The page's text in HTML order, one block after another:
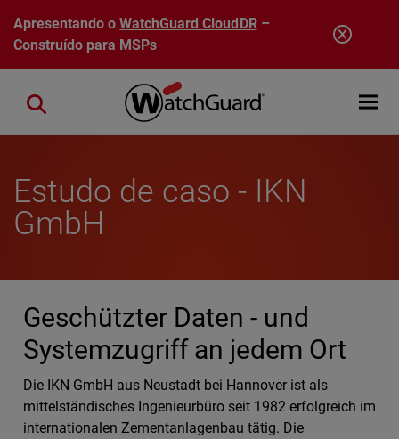
Pular para o conteúdo principal
Apresentando oWatchGuard CloudDR–
Construído para MSPs
Open
Close search
Estudo de caso - IKN
GmbH
Geschützter Daten - und
Systemzugriff an jedem Ort
Die IKN GmbH aus Neustadt bei Hannover ist als
mittelständisches Ingenieurbüro seit 1982 erfolgreich im
internationalen Zementanlagenbau tätig. Die